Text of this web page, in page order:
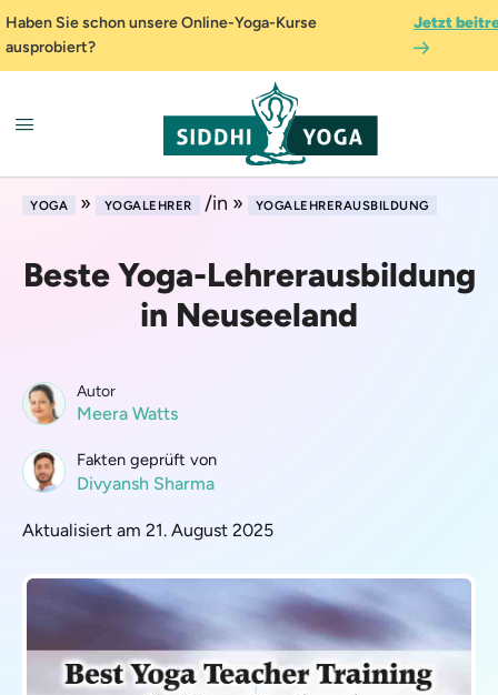
Haben Sie schon unsere Online-Yoga-Kurse
ausprobiert?
Jetzt
YOGA » YOGALEHRER /in » YOGALEHRERAUSBILDUNG
Beste Yoga-Lehrerausbildung
in Neuseeland
Autor
Meera Watts
Fakten geprüft von
Divyansh Sharma
Aktualisiert am 21. August 2025